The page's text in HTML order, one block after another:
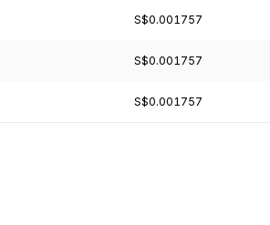
S$0.001757
S$0.001757
S$0.001757